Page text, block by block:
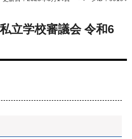
立学校審議会 令和6